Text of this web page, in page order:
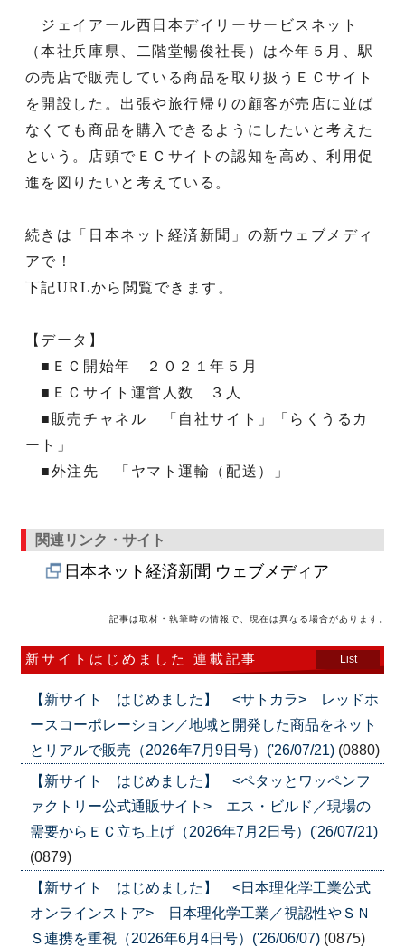
ジェイアール西日本デイリーサービスネット
（本社兵庫県、二階堂暢俊社長）は今年５月、駅
の売店で販売している商品を取り扱うＥＣサイト
を開設した。出張や旅行帰りの顧客が売店に並ば
なくても商品を購入できるようにしたいと考えた
という。店頭でＥＣサイトの認知を高め、利用促
進を図りたいと考えている。
続きは「日本ネット経済新聞」の新ウェブメディ
アで！
下記URLから閲覧できます。
【データ】
■ＥＣ開始年 ２０２１年５月
■ＥＣサイト運営人数 ３人
■販売チャネル 「自社サイト」「らくうるカ
ート」
■外注先 「ヤマト運輸（配送）」
関連リンク・サイト
日本ネット経済新聞 ウェブメディア
記事は取材・執筆時の情報で、現在は異なる場合があります。
新サイトはじめました 連載記事 List
【新サイト はじめました】 <サトカラ> レッドホ
ースコーポレーション／地域と開発した商品をネット
とリアルで販売（2026年7月9日号）('26/07/21) (0880)
【新サイト はじめました】 <ペタッとワッペンフ
ァクトリー公式通販サイト> エス・ビルド／現場の
需要からＥＣ立ち上げ（2026年7月2日号）('26/07/21)
(0879)
【新サイト はじめました】 <日本理化学工業公式
オンラインストア> 日本理化学工業／視認性やＳＮ
Ｓ連携を重視（2026年6月4日号）('26/06/07) (0875)